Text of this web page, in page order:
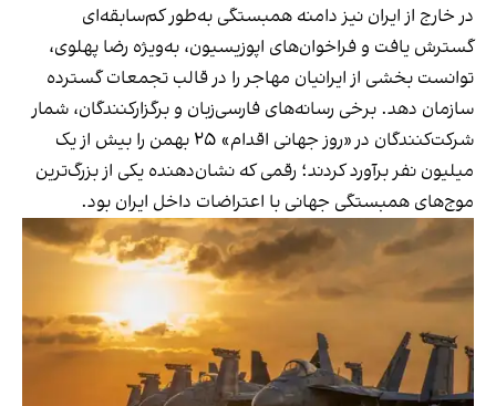
در خارج از ایران نیز دامنه همبستگی به‌طور کم‌سابقه‌ای
گسترش یافت و فراخوان‌های اپوزیسیون، به‌ویژه رضا پهلوی،
توانست بخشی از ایرانیان مهاجر را در قالب تجمعات گسترده
سازمان دهد. برخی رسانه‌های فارسی‌زبان و برگزارکنندگان، شمار
شرکت‌کنندگان در «روز جهانی اقدام» ۲۵ بهمن را بیش از یک
میلیون نفر برآورد کردند؛ رقمی که نشان‌دهنده یکی از بزرگ‌ترین
موج‌های همبستگی جهانی با اعتراضات داخل ایران بود.